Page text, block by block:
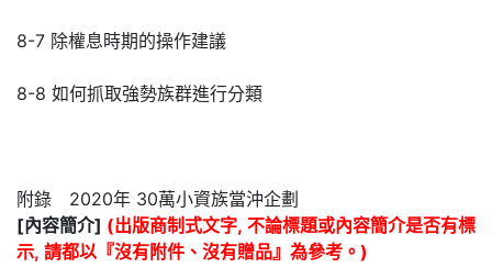
8-7 除權息時期的操作建議
8-8 如何抓取強勢族群進行分類
附錄 2020年 30萬小資族當沖企劃
[內容簡介] (出版商制式文字, 不論標題或內容簡介是否有標
示, 請都以『沒有附件、沒有贈品』為參考。)